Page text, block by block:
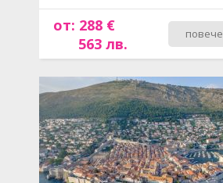
от: 288 €
563 лв.
повече